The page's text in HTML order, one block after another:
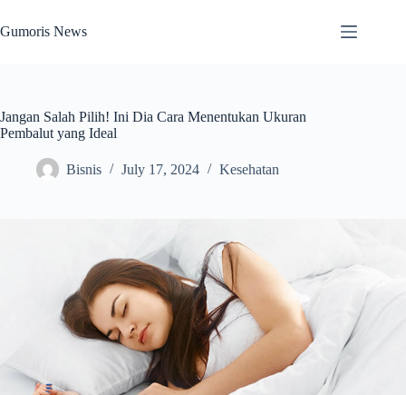
to
content
Gumoris News
Jangan Salah Pilih! Ini Dia Cara Menentukan Ukuran
Pembalut yang Ideal
Bisnis July 17, 2024 Kesehatan